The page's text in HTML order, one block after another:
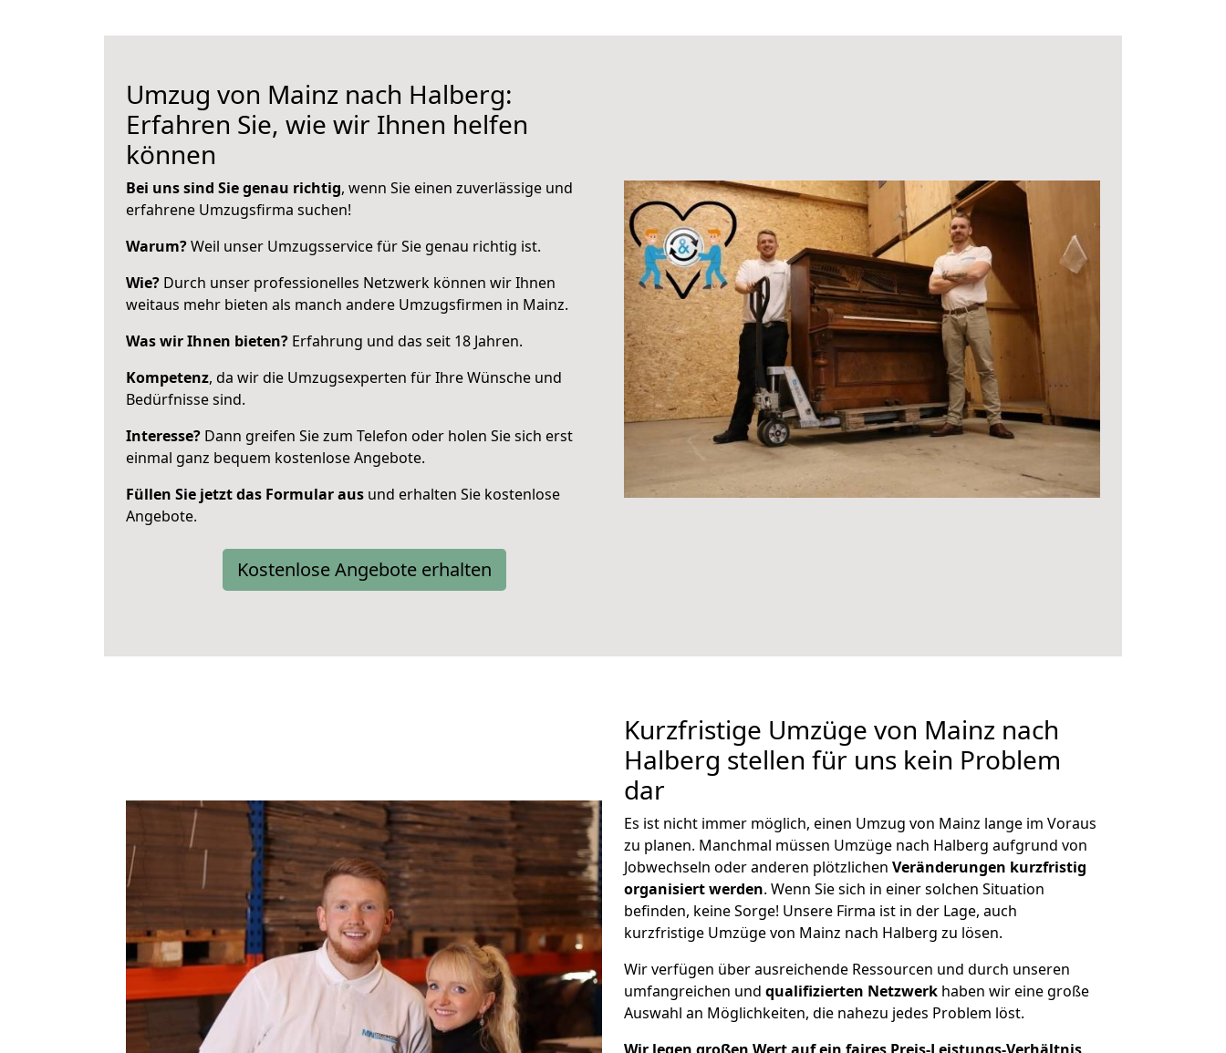
Umzug von Mainz nach Halberg:
Erfahren Sie, wie wir Ihnen helfen
können
Bei uns sind Sie genau richtig, wenn Sie einen zuverlässige und
erfahrene Umzugsfirma suchen!
Warum?Weil unser Umzugsservice für Sie genau richtig ist.
Wie? Durch unser professionelles Netzwerk können wir Ihnen
weitaus mehr bieten als manch andere Umzugsfirmen in Mainz.
Was wir Ihnen bieten? Erfahrung und das seit 18 Jahren.
Kompetenz, da wir die Umzugsexperten für Ihre Wünsche und
Bedürfnisse sind.
Interesse? Dann greifen Sie zum Telefon oder holen Sie sich erst
einmal ganz bequem kostenlose Angebote.
Füllen Sie jetzt das Formular aus und erhalten Sie kostenlose
Angebote.
Kostenlose Angebote erhalten
Kurzfristige Umzüge von Mainz nach
Halberg stellen für uns kein Problem
dar
Es ist nicht immer möglich, einen Umzug von Mainz lange im Voraus
zu planen. Manchmal müssen Umzüge nach Halberg aufgrund von
Jobwechseln oder anderen plötzlichen Veränderungen kurzfristig
organisiert werden. Wenn Sie sich in einer solchen Situation
befinden, keine Sorge! Unsere Firma ist in der Lage, auch
kurzfristige Umzüge von Mainz nach Halberg zu lösen.
Wir verfügen über ausreichende Ressourcen und durch unseren
umfangreichen und qualifizierten Netzwerk haben wir eine große
Auswahl an Möglichkeiten, die nahezu jedes Problem löst.